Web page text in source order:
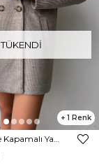
TÜKENDI
1
Tek Düğme Kapamalı Yanları Cepli Nerve Kadın Vizon Kaşe Kaban 23K000165